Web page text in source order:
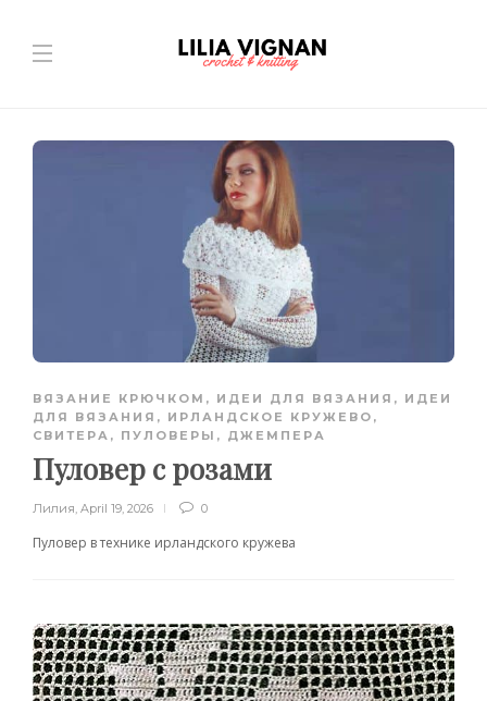
ВЯЗАНИЕ КРЮЧКОМ , ИДЕИ ДЛЯ ВЯЗАНИЯ , ИДЕИ
ДЛЯ ВЯЗАНИЯ , ИРЛАНДСКОЕ КРУЖЕВО ,
СВИТЕРА, ПУЛОВЕРЫ, ДЖЕМПЕРА
Пуловер с розами
Лилия, April 19, 2026 0
Пуловер в технике ирландского кружева